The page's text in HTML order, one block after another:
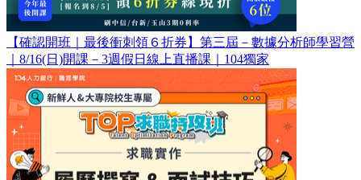
【確認開班｜最後衝刺領６折券】第三屆－數據分析師學習營
｜8/16(日)開課－3週假日線上直播課｜104獨家